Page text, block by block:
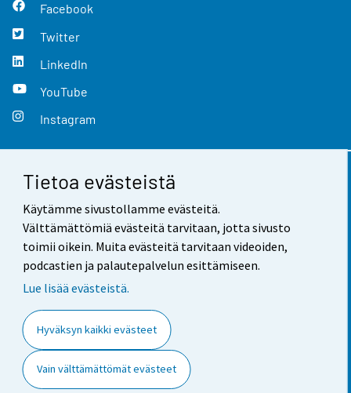
Tietoa evästeistä
Käytämme sivustollamme evästeitä.
Välttämättömiä evästeitä tarvitaan, jotta sivusto
toimii oikein. Muita evästeitä tarvitaan videoiden,
podcastien ja palautepalvelun esittämiseen.
Lue lisää evästeistä.
Hyväksyn kaikki evästeet
Vain välttämättömät evästeet
Facebook
Twitter
LinkedIn
YouTube
Instagram
Yhteystiedot
Palaute
Käyttöehdot
Saavutettavuus
Tietoa sivustosta
Evästeasetukset